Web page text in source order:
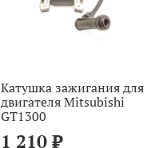
Катушка зажигания для
двигателя Mitsubishi
GT1300
1 210 ₽